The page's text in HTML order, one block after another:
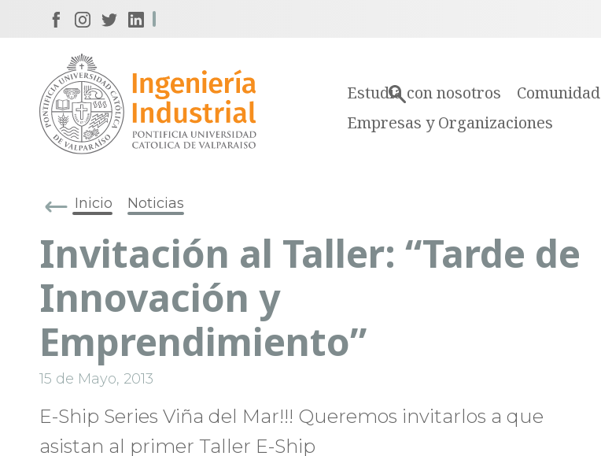
Estudia con nosotros Comunidad
Empresas y Organizaciones
Inicio Noticias
Invitación al Taller: “Tarde de
Innovación y
Emprendimiento”
15 de Mayo, 2013
E-Ship Series Viña del Mar!!! Queremos invitarlos a que
asistan al primer Taller E-Ship